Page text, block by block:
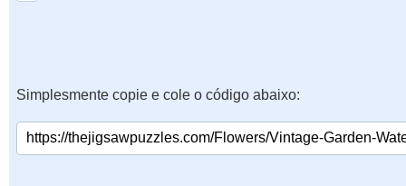
Simplesmente copie e cole o código abaixo: